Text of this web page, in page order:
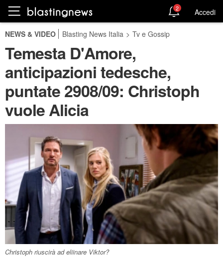
2 Accedi
NEWS & VIDEO Blasting News Italia > Tv e Gossip
Temesta D'Amore,
anticipazioni tedesche,
puntate 2908/09: Christoph
vuole Alicia
Christoph riuscirà ad eliinare Viktor?